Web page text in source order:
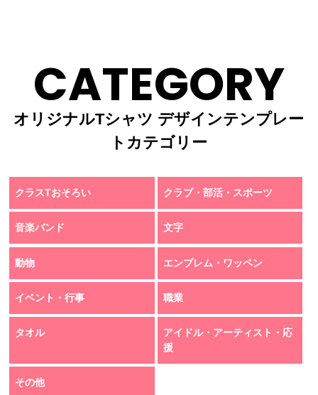
CATEGORY
オリジナルTシャツ デザインテンプレー
トカテゴリー
クラスTおそろい クラブ・部活・スポーツ
音楽バンド 文字
動物 エンブレム・ワッペン
イベント・行事 職業
タオル
アイドル・アーティスト・応
援
その他